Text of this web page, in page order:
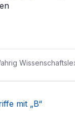
mit „B“